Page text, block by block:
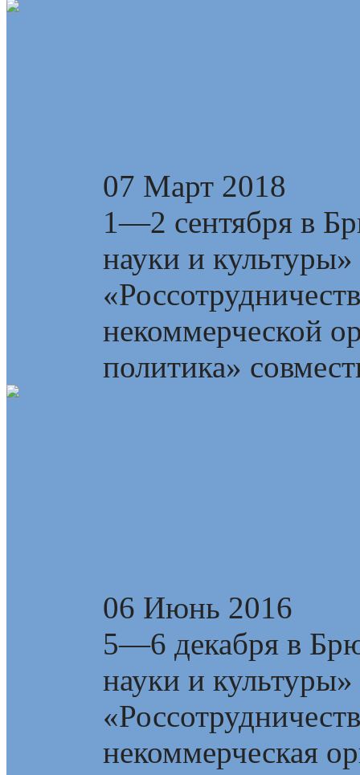
07 Март 2018
1—2 сентября в
науки и культуры»
некоммерческой
политика»
06 Июнь 2016
5—6 декабря в
науки и культуры»
некоммерческая